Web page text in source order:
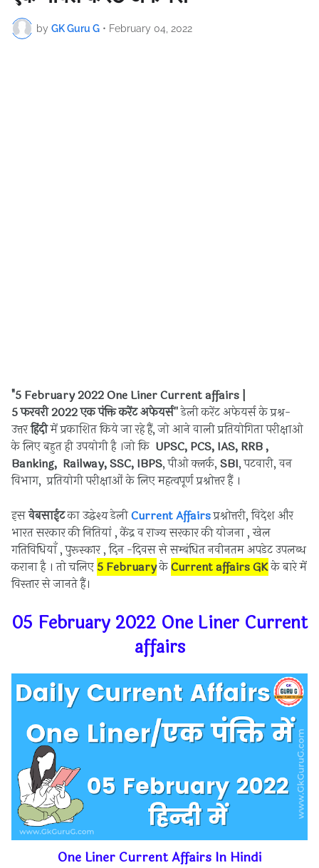
by GK Guru G • February 04, 2022
"5 February2022One Liner Current affairs |
5फरवरी2022 एक पंक्ति करेंट अफेयर्स''डेली करेंट अफेयर्स के प्रश्न-
उत्तरहिंदीमें प्रकाशित किये जा रहे हैं, जो आने वाली प्रतियोगिता परीक्षाओ
के लिए बहुत ही उपयोगी है ।जो कि UPSC, PCS, IAS, RRB ,
Banking, Railway, SSC, IBPS, पीओ क्लर्क, SBI, पटवारी, वन
विभाग, प्रतियोगी परीक्षाओं के लिए महत्वपूर्ण प्रश्नोत्तर हैं ।
इसवेबसाईटका उद्धेश्य डेलीCurrent Affairsप्रश्नोत्तरी, विदेश और
भारत सरकार की नितियां , केंद्र व राज्य सरकार की योजना , खेल
गतिविधियाँ , पुरूस्कार , दिन -दिवस से सम्बंधित नवीनतम अपडेट उपलब्ध
कराना है । तो चलिए 5 FebruaryकेCurrent affairsGKके बारे में
विस्तार से जानते हैं।
05 February 2022 One Liner Current
affairs
One Liner Current Affairs In Hindi